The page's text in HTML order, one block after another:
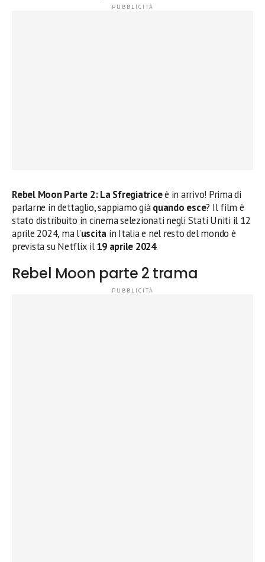
Rebel Moon Parte 2: La Sfregiatriceè in arrivo! Prima di
parlarne in dettaglio, sappiamo giàquando esce? Il film è
stato distribuito in cinema selezionati negli Stati Uniti il 12
aprile 2024, ma l’uscita in Italia e nel resto del mondo è
prevista su Netflix il19 aprile 2024.
Rebel Moon parte 2 trama